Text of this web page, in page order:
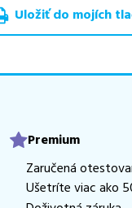
táto certifikovaná
u nás nájdete už
že pri nákupe
5 z nich ihneď k
pri výbere nie ste istí,
riešenie.
Uložiť do mojích
Premium
Zaručená
Ušetríte viac ako